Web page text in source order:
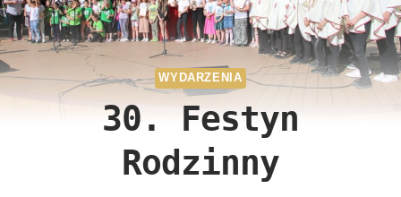
WYDARZENIA
30. Festyn
Rodzinny